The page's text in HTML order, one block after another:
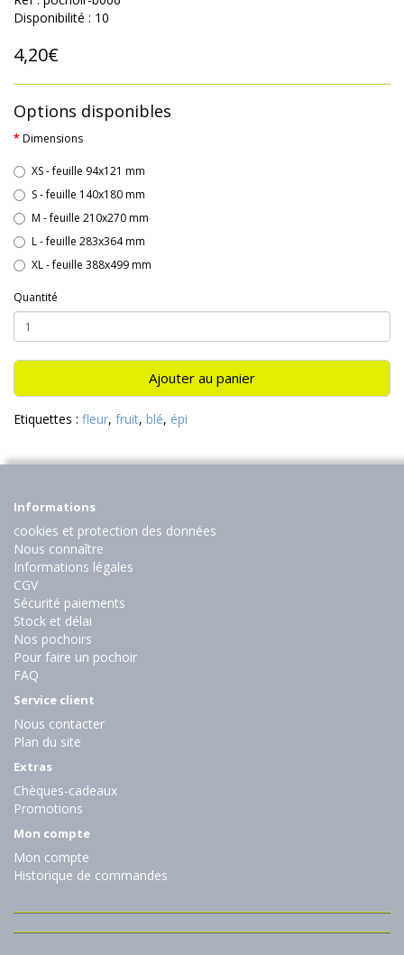
Disponibilité : 10
4,20€
Options disponibles
Dimensions
XS - feuille 94x121 mm
S - feuille 140x180 mm
M - feuille 210x270 mm
L - feuille 283x364 mm
XL - feuille 388x499 mm
Quantité
Ajouter au panier
Etiquettes : fleur, fruit, blé, épi
Informations
cookies et protection des données
Nous connaître
Informations légales
CGV
Sécurité paiements
Stock et délai
Nos pochoirs
Pour faire un pochoir
FAQ
Service client
Nous contacter
Plan du site
Extras
Chèques-cadeaux
Promotions
Mon compte
Mon compte
Historique de commandes